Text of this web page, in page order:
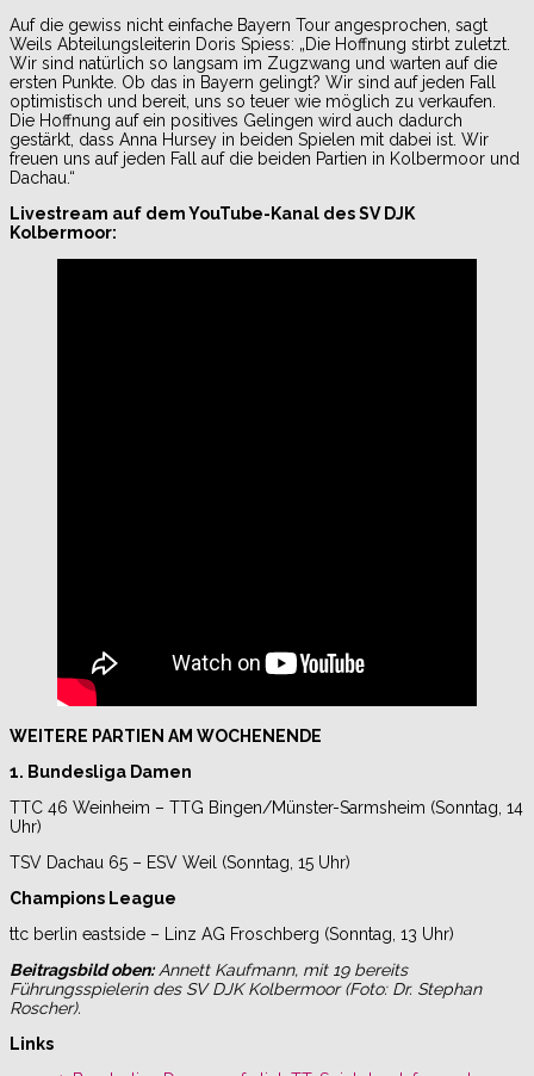
Auf die gewiss nicht einfache Bayern Tour angesprochen, sagt
Weils Abteilungsleiterin Doris Spiess: „Die Hoffnung stirbt zuletzt.
Wir sind natürlich so langsam im Zugzwang und warten auf die
ersten Punkte. Ob das in Bayern gelingt? Wir sind auf jeden Fall
optimistisch und bereit, uns so teuer wie möglich zu verkaufen.
Die Hoffnung auf ein positives Gelingen wird auch dadurch
gestärkt, dass Anna Hursey in beiden Spielen mit dabei ist. Wir
freuen uns auf jeden Fall auf die beiden Partien in Kolbermoor und
Dachau.“
Livestream auf dem YouTube-Kanal des SV DJK
Kolbermoor:
WEITERE PARTIEN AM WOCHENENDE
1. Bundesliga Damen
TTC 46 Weinheim – TTG Bingen/Münster-Sarmsheim (Sonntag, 14
Uhr)
TSV Dachau 65 – ESV Weil (Sonntag, 15 Uhr)
Champions League
ttc berlin eastside – Linz AG Froschberg (Sonntag, 13 Uhr)
Beitragsbild oben:Annett Kaufmann, mit 19 bereits
Führungsspielerin des SV DJK Kolbermoor (Foto: Dr. Stephan
Roscher).
Links